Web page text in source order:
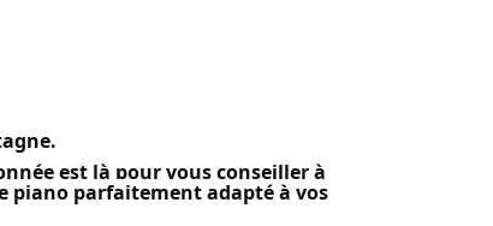
est là pour vous conseiller à
piano parfaitement adapté à vos